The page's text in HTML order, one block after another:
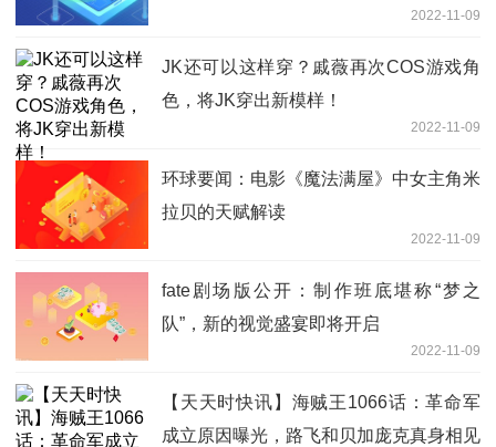
2022-11-09
JK还可以这样穿？戚薇再次COS游戏角
色，将JK穿出新模样！
2022-11-09
环球要闻：电影《魔法满屋》中女主角米
拉贝的天赋解读
2022-11-09
fate剧场版公开：制作班底堪称“梦之
队”，新的视觉盛宴即将开启
2022-11-09
【天天时快讯】海贼王1066话：革命军
成立原因曝光，路飞和贝加庞克真身相见